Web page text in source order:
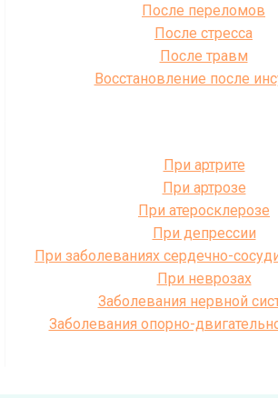
После переломов
После стресса
После травм
Восстановление после
При артрите
При артрозе
При атеросклерозе
При депрессии
При заболеваниях сердечно-
При неврозах
Заболевания нервной
Заболевания опорно-